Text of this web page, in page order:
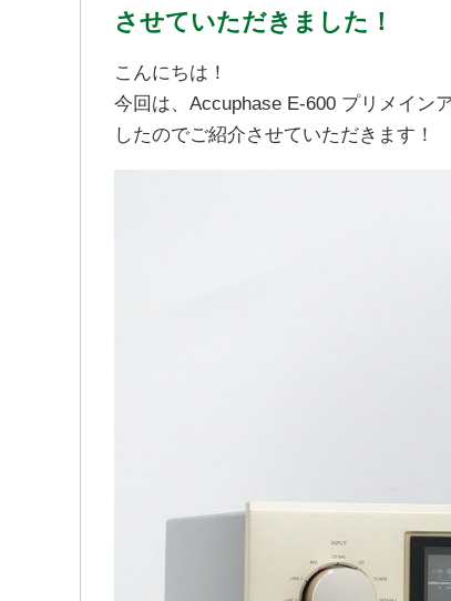
させていただきました！
こんにちは！
今回は、Accuphase E-600 プリメイン
したのでご紹介させていただきます！